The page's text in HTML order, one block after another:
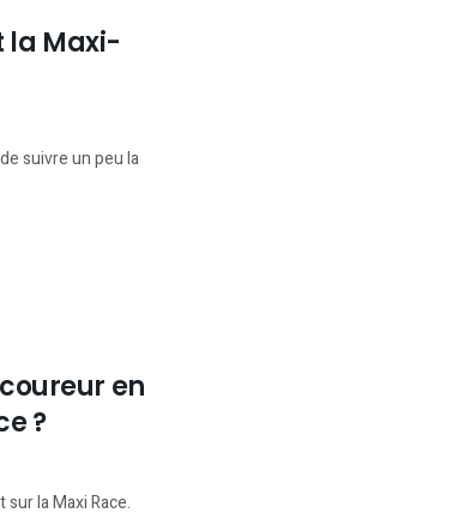
la Maxi-
suivre un peu la
en
?
la Maxi Race.